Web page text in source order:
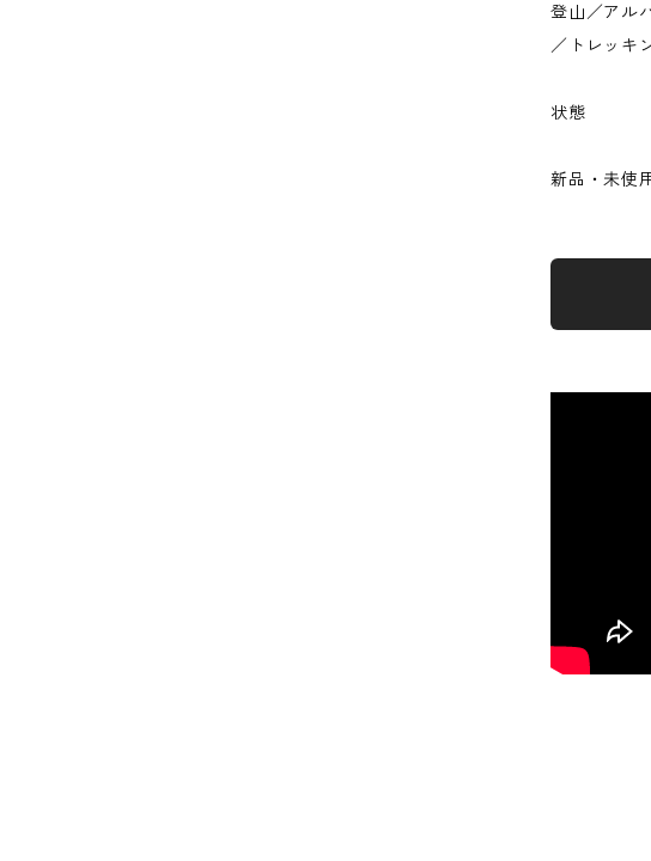
登山／アル
／トレッキ
状態
新品・未使